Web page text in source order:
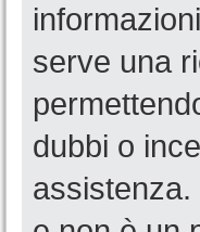
serve una
dubbi o